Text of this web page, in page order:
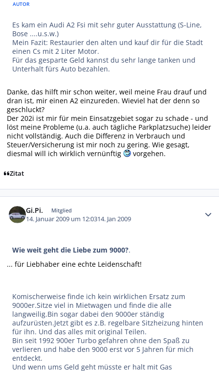
AUTOR
Es kam ein Audi A2 Fsi mit sehr guter Ausstattung (S-Line,
Bose ....u.s.w.)
Mein Fazit: Restaurier den alten und kauf dir für die Stadt
einen Cs mit 2 Liter Motor.
Für das gesparte Geld kannst du sehr lange tanken und
Unterhalt fürs Auto bezahlen.
Danke, das hilft mir schon weiter, weil meine Frau drauf und
dran ist, mir einen A2 einzureden. Wieviel hat der denn so
geschluckt?
Der 202i ist mir für mein Einsatzgebiet sogar zu schade - und
löst meine Probleme (u.a. auch tägliche Parkplatzsuche) leider
nicht vollständig. Auch die Differenz in Verbrauch und
Steuer/Versicherung ist mir noch zu gering. Wie gesagt,
diesmal will ich wirklich vernünftig
vorgehen.
Zitat
Gi.Pi. Mitglied
14. Januar 2009 um 12:0314. Jan 2009
Wie weit geht die Liebe zum 9000?.
... für Liebhaber eine echte Leidenschaft!
Komischerweise finde ich kein wirklichen Ersatz zum
9000er.Sitze viel in Mietwagen und finde die alle
langweilig.Bin sogar dabei den 9000er ständig
aufzurüsten.Jetzt gibt es z.B. regelbare Sitzheizung hinten
für ihn. Und das alles mit original Teilen.
Bin seit 1992 900er Turbo gefahren ohne den Spaß zu
verlieren und habe den 9000 erst vor 5 Jahren für mich
entdeckt.
Und wenn ums Geld geht müsste er halt mit Gas